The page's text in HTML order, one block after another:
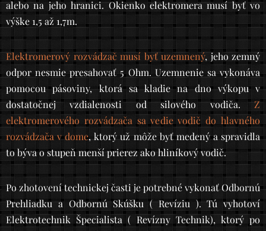
alebo na jeho hranici. Okienko elektromera musí byť vo
výške 1,5 až 1,7m.
Elektromerový rozvádzač musí byť uzemnený, jeho zemný
odpor nesmie presahovať 5 Ohm. Uzemnenie sa vykonáva
pomocou pásoviny, ktorá sa kladie na dno výkopu v
dostatočnej vzdialenosti od silového vodiča.Z
elektromerového rozvádzača sa vedie vodič do hlavného
rozvádzača v dome, ktorý už môže byť medený a spravidla
to býva o stupeň menší prierez ako hliníkový vodič.
Po zhotovení technickej časti je potrebné vykonať Odbornú
Prehliadku a Odbornú Skúšku ( Revíziu ). Tú vyhotoví
Elektrotechnik Špecialista ( Revízny Technik), ktorý po